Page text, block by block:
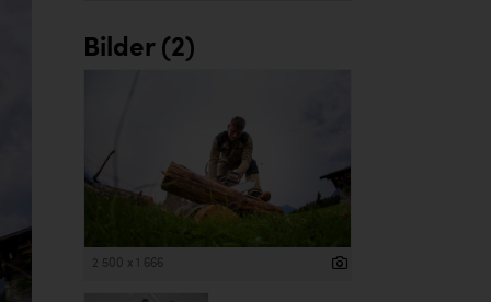
Bilder (2)
2 500 x 1 666